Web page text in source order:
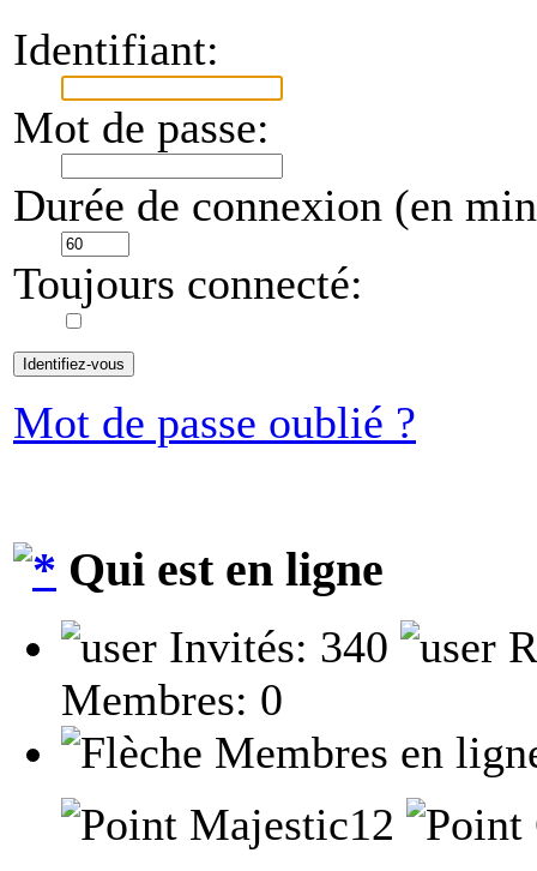
Identifiant:
Mot de passe:
Durée de connexion (en
Toujours connecté:
Mot de passe oublié ?
Qui est en ligne
Invités: 340
Membres: 0
Membres en
Majestic12